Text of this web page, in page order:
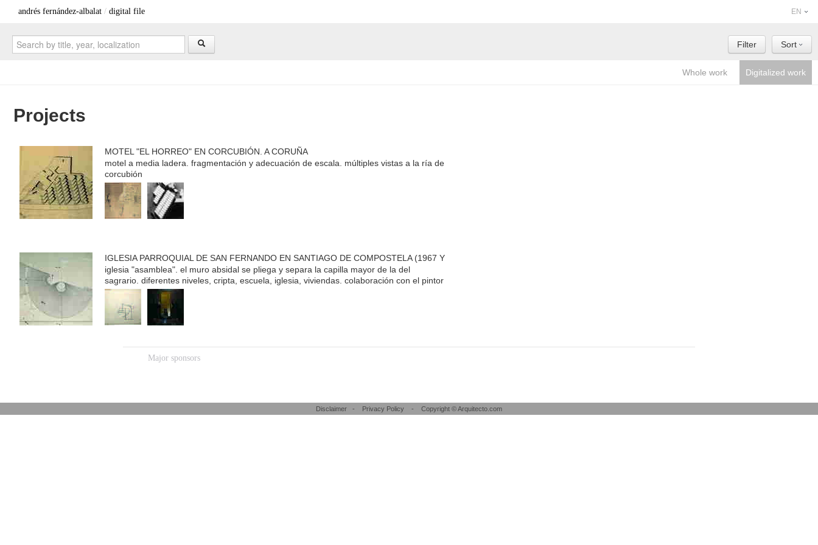
andrés fernández-albalat / digital file EN
Sort
Filter
Whole work Digitalized work
Projects
MOTEL "EL HORREO" EN CORCUBIÓN. A CORUÑA
motel a media ladera. fragmentación y adecuación de escala. múltiples vistas a la ría de
corcubión
IGLESIA PARROQUIAL DE SAN FERNANDO EN SANTIAGO DE COMPOSTELA (1967 Y
1983)
iglesia "asamblea". el muro absidal se pliega y separa la capilla mayor de la del
sagrario. diferentes niveles, cripta, escuela, iglesia, viviendas. colaboración con el pintor
vaquero turcios y el escultor castor latas.
Major sponsors
Disclaimer - Privacy Policy - Copyright © Arquitecto.com